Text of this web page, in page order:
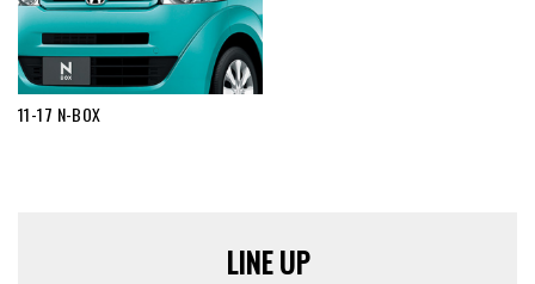
11-17 N-BOX
LINE UP